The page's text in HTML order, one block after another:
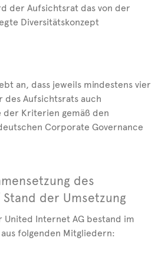
der Aufsichtsrat das von der
Diversitätskonzept
an, dass jeweils mindestens vier
des Aufsichtsrats auch
der Kriterien gemäß den
Corporate Governance
des
der Umsetzung
Internet AG bestand im
folgenden Mitgliedern: